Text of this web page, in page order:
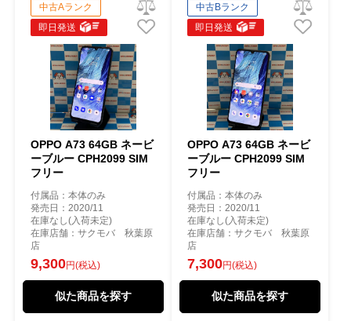
中古Aランク
即日発送
OPPO A73 64GB ネービ
ーブルー CPH2099 SIM
フリー
付属品：本体のみ
発売日：2020/11
在庫なし(入荷未定)
在庫店舗：サクモバ 秋葉原
店
9,300円(税込)
似た商品を探す
中古Bランク
即日発送
OPPO A73 64GB ネービ
ーブルー CPH2099 SIM
フリー
付属品：本体のみ
発売日：2020/11
在庫なし(入荷未定)
在庫店舗：サクモバ 秋葉原
店
7,300円(税込)
似た商品を探す